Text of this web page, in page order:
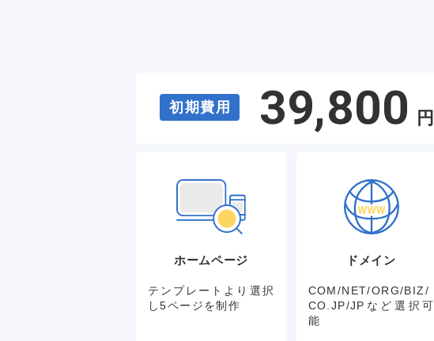
初期費用 39,800 円
ホームページ
テンプレートより選択
し5ページを制作
ドメイン
COM/NET/ORG/BIZ/
CO.JP/JPなど選択可
能